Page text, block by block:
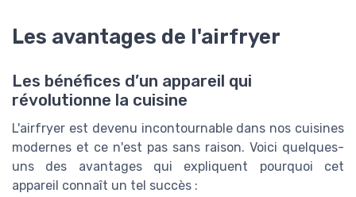
Les avantages de l'airfryer
Les bénéfices d’un appareil qui
révolutionne la cuisine
L'airfryer est devenu incontournable dans nos cuisines
modernes et ce n'est pas sans raison. Voici quelques-
uns des avantages qui expliquent pourquoi cet
appareil connaît un tel succès :